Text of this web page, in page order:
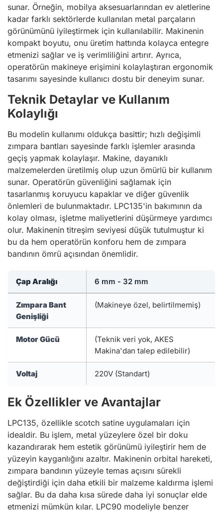
sunar. Örneğin, mobilya aksesuarlarından ev aletlerine
kadar farklı sektörlerde kullanılan metal parçaların
görünümünü iyileştirmek için kullanılabilir. Makinenin
kompakt boyutu, onu üretim hattında kolayca entegre
etmenizi sağlar ve iş verimliliğini artırır. Ayrıca,
operatörün makineye erişimini kolaylaştıran ergonomik
tasarımı sayesinde kullanıcı dostu bir deneyim sunar.
Teknik Detaylar ve Kullanım
Kolaylığı
Bu modelin kullanımı oldukça basittir; hızlı değişimli
zımpara bantları sayesinde farklı işlemler arasında
geçiş yapmak kolaylaşır. Makine, dayanıklı
malzemelerden üretilmiş olup uzun ömürlü bir kullanım
sunar. Operatörün güvenliğini sağlamak için
tasarlanmış koruyucu kapaklar ve diğer güvenlik
önlemleri de bulunmaktadır. LPC135'in bakımının da
kolay olması, işletme maliyetlerini düşürmeye yardımcı
olur. Makinenin titreşim seviyesi düşük tutulmuştur ki
bu da hem operatörün konforu hem de zımpara
bandının ömrü açısından önemlidir.
Çap Aralığı 6 mm - 32 mm
Zımpara Bant
Genişliği
(Makineye özel, belirtilmemiş)
Motor Gücü
(Teknik veri yok, AKES
Makina'dan talep edilebilir)
Voltaj 220V (Standart)
Ek Özellikler ve Avantajlar
LPC135, özellikle scotch satine uygulamaları için
idealdir. Bu işlem, metal yüzeylere özel bir doku
kazandırarak hem estetik görünümü iyileştirir hem de
yüzeyin kayganlığını azaltır. Makinenin orbital hareketi,
zımpara bandının yüzeyle temas açısını sürekli
değiştirdiği için daha etkili bir malzeme kaldırma işlemi
sağlar. Bu da daha kısa sürede daha iyi sonuçlar elde
etmenizi mümkün kılar. LPC90 modeliyle benzer